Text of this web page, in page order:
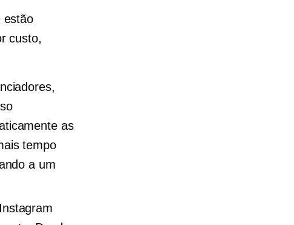
estão
custo,
as
tempo
a um